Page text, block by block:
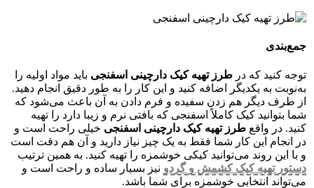
جمع‌بندی
توجه کنید که در طرز تهیه کیک دارچینی اسفنجی باید مواد اولیه را
به‌نوبت به یکدیگر اضافه کنید و این کار را به طور دقیق انجام دهید.
از طرف دیگر هم زدن سفیده و فرم دادن به آن باعث می‌شود که
شما بتوانید کیک کاملاً اسفنجی که بافتی نرم و زیبا دارد را تهیه
کنید. در واقع طرز تهیه کیک دارچینی اسفنجی خیلی راحت است و
در انجام این کار شما فقط به یک چیز نیاز دارید و آن هم دقت است
و با این روند می‌توانید کیکی خوشمزه را تهیه کنید. به همین ترتیب
دستور تهیه کیک کشمش و گردو نیز بسیار ساده و راحت است و
می‌تواند انتخابی خوشمزه برای شما باشد.